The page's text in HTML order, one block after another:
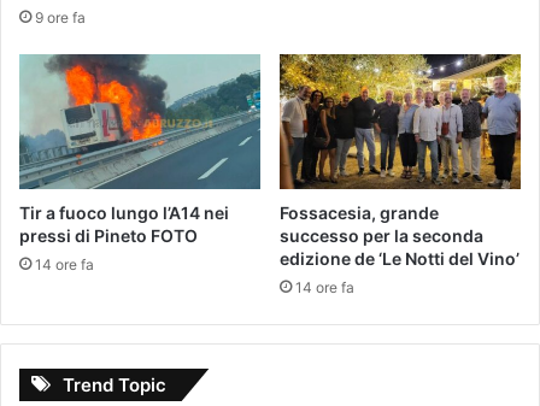
9 ore fa
Tir a fuoco lungo l’A14 nei
pressi di Pineto FOTO
14 ore fa
Fossacesia, grande
successo per la seconda
edizione de ‘Le Notti del Vino’
14 ore fa
Trend Topic